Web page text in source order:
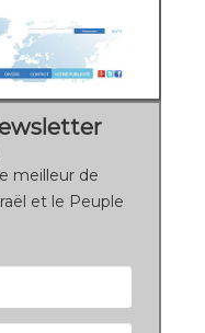
meilleur de
et le Peuple